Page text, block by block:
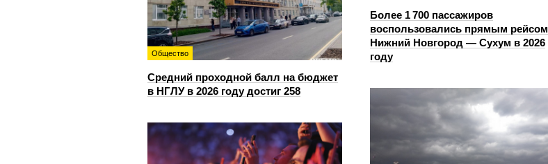
Более 1 700 пассажиров
воспользовались прямым рейсом
Нижний Новгород — Сухум в 2026
году
Общество
Средний проходной балл на бюджет
в НГЛУ в 2026 году достиг 258